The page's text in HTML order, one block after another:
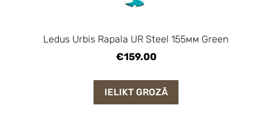
Ledus Urbis Rapala UR Steel 155мм Green
€159.00
IELIKT GROZĀ